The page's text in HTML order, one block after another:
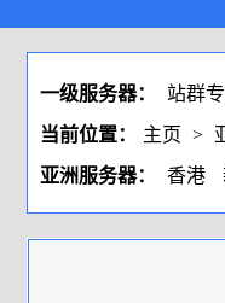
一级服务器： 站群
当前位置：
主页 >
亚洲服务器：
香港